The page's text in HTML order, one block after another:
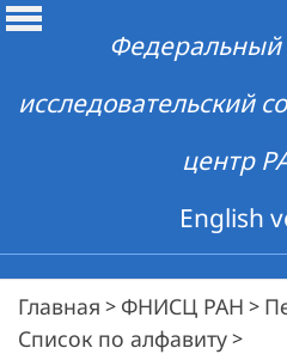
Федеральный
исследовательский
центр
English
Главная > ФНИСЦ РАН >
Список по алфавиту>